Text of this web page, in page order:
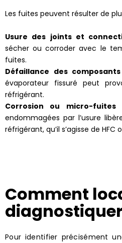
Les fuites peuvent résulter de
Usure des joints et
sécher ou corroder avec le
fuites.
Défaillance des composants
évaporateur fissuré peut
réfrigérant.
Corrosion ou micro-fuites
endommagées par l’usure
réfrigérant, qu’il s’agisse de HFC
Comment
Pour identifier précisément